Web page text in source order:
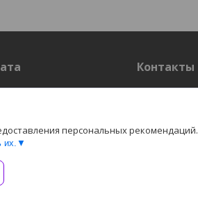
Контакты
Контакты
персональных рекомендаций.
их.